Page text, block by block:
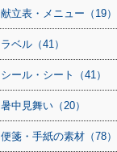
献立表・メニュー（19）
ラベル（41）
シール・シート（41）
暑中見舞い（20）
便箋・手紙の素材（78）